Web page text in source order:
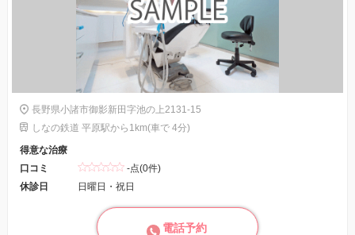
長野県小諸市御影新田字池の上2131-15
しなの鉄道 平原駅から1km(車で 4分)
得意な治療
口コミ
-点(0件)
休診日
日曜日・祝日
電話予約